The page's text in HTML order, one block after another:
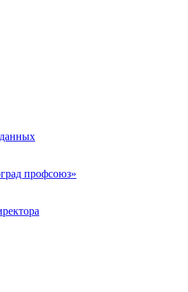
профсоюз»